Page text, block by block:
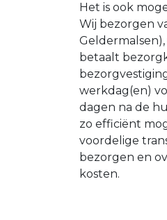
Het is ook
Wij bezorgen
betaalt
werkdag(en)
dagen na de
zo efficiënt
voordelige
bezorgen en
kosten.